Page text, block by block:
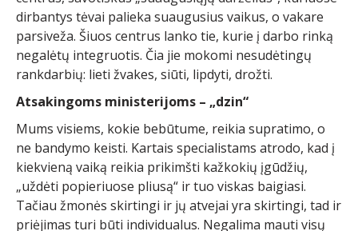
dirbantys tėvai palieka suaugusius vaikus, o vakare
parsiveža. Šiuos centrus lanko tie, kurie į darbo rinką
negalėtų integruotis. Čia jie mokomi nesudėtingų
rankdarbių: lieti žvakes, siūti, lipdyti, drožti.
Atsakingoms ministerijoms – „dzin“
Mums visiems, kokie bebūtume, reikia supratimo, o
ne bandymo keisti. Kartais specialistams atrodo, kad į
kiekvieną vaiką reikia prikimšti kažkokių įgūdžių,
„uždėti popieriuose pliusą“ ir tuo viskas baigiasi.
Tačiau žmonės skirtingi ir jų atvejai yra skirtingi, tad ir
priėjimas turi būti individualus. Negalima mauti visų